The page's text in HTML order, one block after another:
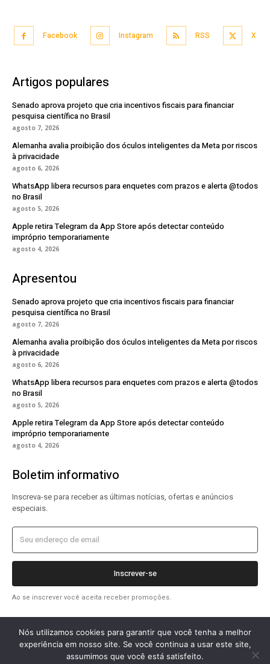
Facebook Instagram RSS X
Artigos populares
Senado aprova projeto que cria incentivos fiscais para financiar
pesquisa científica no Brasil
agosto 7, 2026
Alemanha avalia proibição dos óculos inteligentes da Meta por riscos
à privacidade
agosto 6, 2026
WhatsApp libera recursos para enquetes com prazos e alerta @todos
no Brasil
agosto 5, 2026
Apple retira Telegram da App Store após detectar conteúdo
impróprio temporariamente
agosto 4, 2026
Apresentou
Senado aprova projeto que cria incentivos fiscais para financiar
pesquisa científica no Brasil
agosto 7, 2026
Alemanha avalia proibição dos óculos inteligentes da Meta por riscos
à privacidade
agosto 6, 2026
WhatsApp libera recursos para enquetes com prazos e alerta @todos
no Brasil
agosto 5, 2026
Apple retira Telegram da App Store após detectar conteúdo
impróprio temporariamente
agosto 4, 2026
Boletim informativo
Inscreva-se para receber as últimas notícias, ofertas e anúncios
especiais.
Inscrever-se
Ao se inscrever você aceita receber promoções.
Nós utilizamos cookies para garantir que você tenha a melhor
experiência em nosso site. Se você continua a usar este site,
assumimos que você está satisfeito.